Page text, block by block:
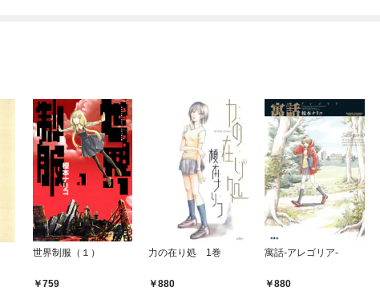
世界制服（１）
759
力の在り処 1巻
880
寓話-アレゴリア-
880